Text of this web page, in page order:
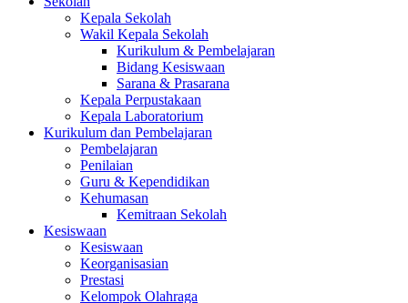
Kepala Sekolah
Wakil Kepala Sekolah
Kurikulum & Pembelajaran
Bidang Kesiswaan
Sarana & Prasarana
Kepala Perpustakaan
Kepala Laboratorium
Kurikulum dan Pembelajaran
Pembelajaran
Penilaian
Guru & Kependidikan
Kehumasan
Kemitraan Sekolah
Kesiswaan
Kesiswaan
Keorganisasian
Prestasi
Kelompok Olahraga